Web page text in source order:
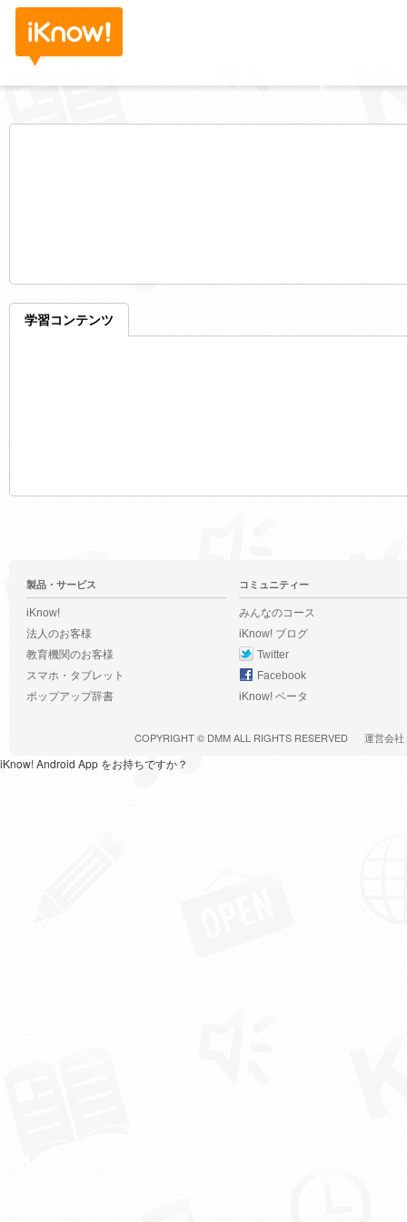
学習コンテンツ
製品・サービス
iKnow!
法人のお客様
教育機関のお客様
スマホ・タブレット
ポップアップ辞書
コミュニティー
みんなのコース
iKnow! ブログ
Twitter
Facebook
iKnow! ベータ
COPYRIGHT © DMMALL RIGHTS RESERVED 運営会社
iKnow! Android App をお持ちですか？